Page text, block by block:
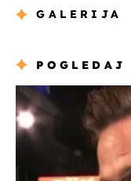
GALERIJA
POGLEDAJ